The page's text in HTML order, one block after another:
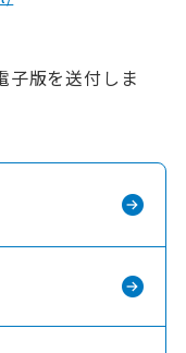
版を送付しま